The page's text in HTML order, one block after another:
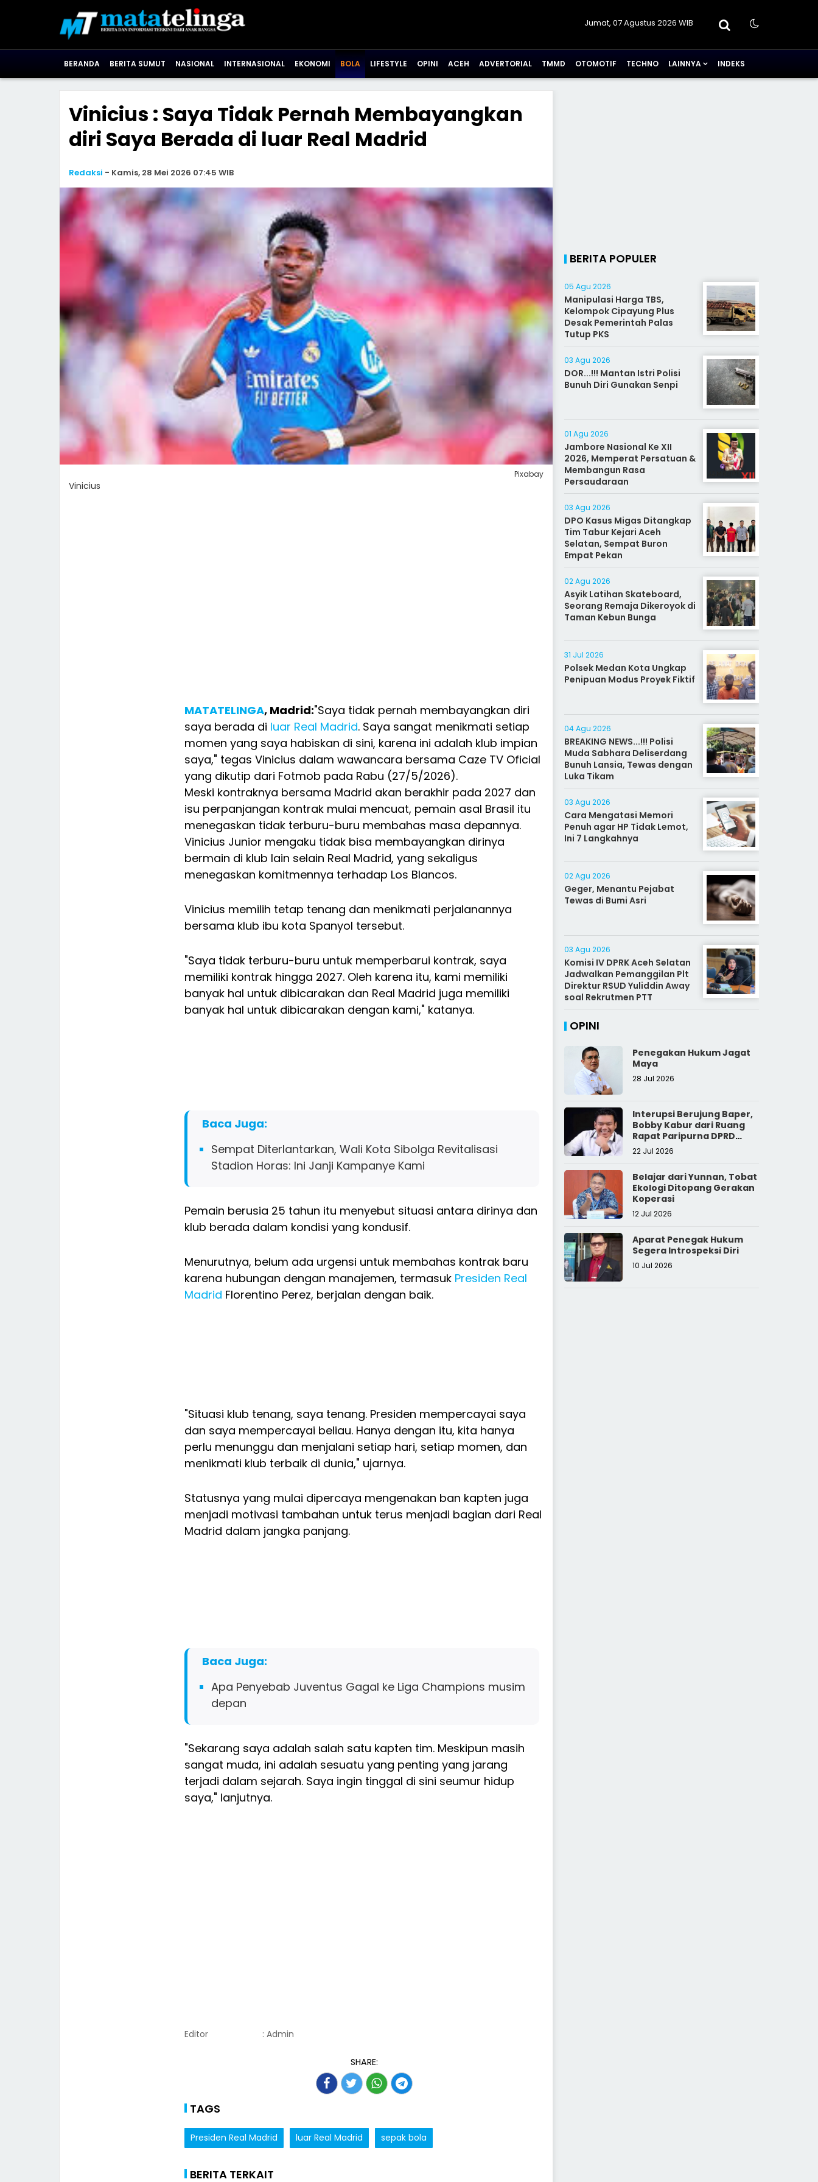
Jumat, 07 Agustus 2026 WIB
BERANDA BERITA SUMUT NASIONAL INTERNASIONAL EKONOMI BOLA LIFESTYLE OPINI ACEH ADVERTORIAL TMMD OTOMOTIF TECHNO LAINNYA INDEKS
Vinicius : Saya Tidak Pernah Membayangkan
diri Saya Berada di luar Real Madrid
Redaksi - Kamis, 28 Mei 2026 07:45 WIB
Pixabay
Vinicius
MATATELINGA, Madrid:"Saya tidak pernah membayangkan diri
saya berada di luar Real Madrid. Saya sangat menikmati setiap
momen yang saya habiskan di sini, karena ini adalah klub impian
saya," tegas Vinicius dalam wawancara bersama Caze TV Oficial
yang dikutip dari Fotmob pada Rabu (27/5/2026).
Meski kontraknya bersama Madrid akan berakhir pada 2027 dan
isu perpanjangan kontrak mulai mencuat, pemain asal Brasil itu
menegaskan tidak terburu-buru membahas masa depannya.
Vinicius Junior mengaku tidak bisa membayangkan dirinya
bermain di klub lain selain Real Madrid, yang sekaligus
menegaskan komitmennya terhadap Los Blancos.
Vinicius memilih tetap tenang dan menikmati perjalanannya
bersama klub ibu kota Spanyol tersebut.
"Saya tidak terburu-buru untuk memperbarui kontrak, saya
memiliki kontrak hingga 2027. Oleh karena itu, kami memiliki
banyak hal untuk dibicarakan dan Real Madrid juga memiliki
banyak hal untuk dibicarakan dengan kami," katanya.
Baca Juga:
Sempat Diterlantarkan, Wali Kota Sibolga Revitalisasi
Stadion Horas: Ini Janji Kampanye Kami
Pemain berusia 25 tahun itu menyebut situasi antara dirinya dan
klub berada dalam kondisi yang kondusif.
Menurutnya, belum ada urgensi untuk membahas kontrak baru
karena hubungan dengan manajemen, termasuk Presiden Real
Madrid Florentino Perez, berjalan dengan baik.
"Situasi klub tenang, saya tenang. Presiden mempercayai saya
dan saya mempercayai beliau. Hanya dengan itu, kita hanya
perlu menunggu dan menjalani setiap hari, setiap momen, dan
menikmati klub terbaik di dunia," ujarnya.
Statusnya yang mulai dipercaya mengenakan ban kapten juga
menjadi motivasi tambahan untuk terus menjadi bagian dari Real
Madrid dalam jangka panjang.
Baca Juga:
Apa Penyebab Juventus Gagal ke Liga Champions musim
depan
"Sekarang saya adalah salah satu kapten tim. Meskipun masih
sangat muda, ini adalah sesuatu yang penting yang jarang
terjadi dalam sejarah. Saya ingin tinggal di sini seumur hidup
saya," lanjutnya.
Editor : Admin
SHARE:
TAGS
Presiden Real Madrid luar Real Madrid sepak bola
BERITA TERKAIT
BERITA POPULER
05 Agu 2026
Manipulasi Harga TBS,
Kelompok Cipayung Plus
Desak Pemerintah Palas
Tutup PKS
03 Agu 2026
DOR...!!! Mantan Istri Polisi
Bunuh Diri Gunakan Senpi
01 Agu 2026
Jambore Nasional Ke XII
2026, Memperat Persatuan &
Membangun Rasa
Persaudaraan
03 Agu 2026
DPO Kasus Migas Ditangkap
Tim Tabur Kejari Aceh
Selatan, Sempat Buron
Empat Pekan
02 Agu 2026
Asyik Latihan Skateboard,
Seorang Remaja Dikeroyok di
Taman Kebun Bunga
31 Jul 2026
Polsek Medan Kota Ungkap
Penipuan Modus Proyek Fiktif
04 Agu 2026
BREAKING NEWS...!!! Polisi
Muda Sabhara Deliserdang
Bunuh Lansia, Tewas dengan
Luka Tikam
03 Agu 2026
Cara Mengatasi Memori
Penuh agar HP Tidak Lemot,
Ini 7 Langkahnya
02 Agu 2026
Geger, Menantu Pejabat
Tewas di Bumi Asri
03 Agu 2026
Komisi IV DPRK Aceh Selatan
Jadwalkan Pemanggilan Plt
Direktur RSUD Yuliddin Away
soal Rekrutmen PTT
OPINI
Penegakan Hukum Jagat
Maya
28 Jul 2026
Interupsi Berujung Baper,
Bobby Kabur dari Ruang
Rapat Paripurna DPRD
Sumut
22 Jul 2026
Belajar dari Yunnan, Tobat
Ekologi Ditopang Gerakan
Koperasi
12 Jul 2026
Aparat Penegak Hukum
Segera Introspeksi Diri
10 Jul 2026